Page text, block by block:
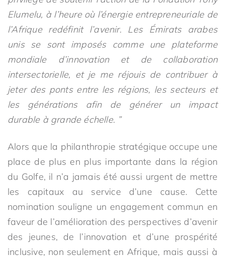
Elumelu, à l’heure où l’énergie entrepreneuriale de
l’Afrique redéfinit l’avenir. Les Émirats arabes
unis se sont imposés comme une plateforme
mondiale d’innovation et de collaboration
intersectorielle, et je me réjouis de contribuer à
jeter des ponts entre les régions, les secteurs et
les générations afin de générer un impact
durable à grande échelle. ”
Alors que la philanthropie stratégique occupe une
place de plus en plus importante dans la région
du Golfe, il n’a jamais été aussi urgent de mettre
les capitaux au service d’une cause. Cette
nomination souligne un engagement commun en
faveur de l’amélioration des perspectives d’avenir
des jeunes, de l’innovation et d’une prospérité
inclusive, non seulement en Afrique, mais aussi à